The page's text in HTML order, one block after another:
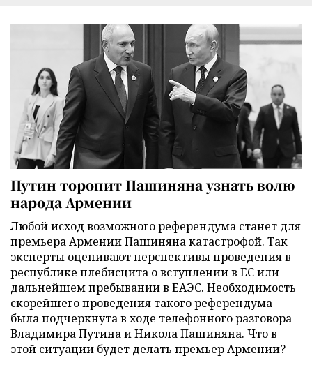
Путин торопит Пашиняна узнать волю
народа Армении
Любой исход возможного референдума станет для
премьера Армении Пашиняна катастрофой. Так
эксперты оценивают перспективы проведения в
республике плебисцита о вступлении в ЕС или
дальнейшем пребывании в ЕАЭС. Необходимость
скорейшего проведения такого референдума
была подчеркнута в ходе телефонного разговора
Владимира Путина и Никола Пашиняна. Что в
этой ситуации будет делать премьер Армении?